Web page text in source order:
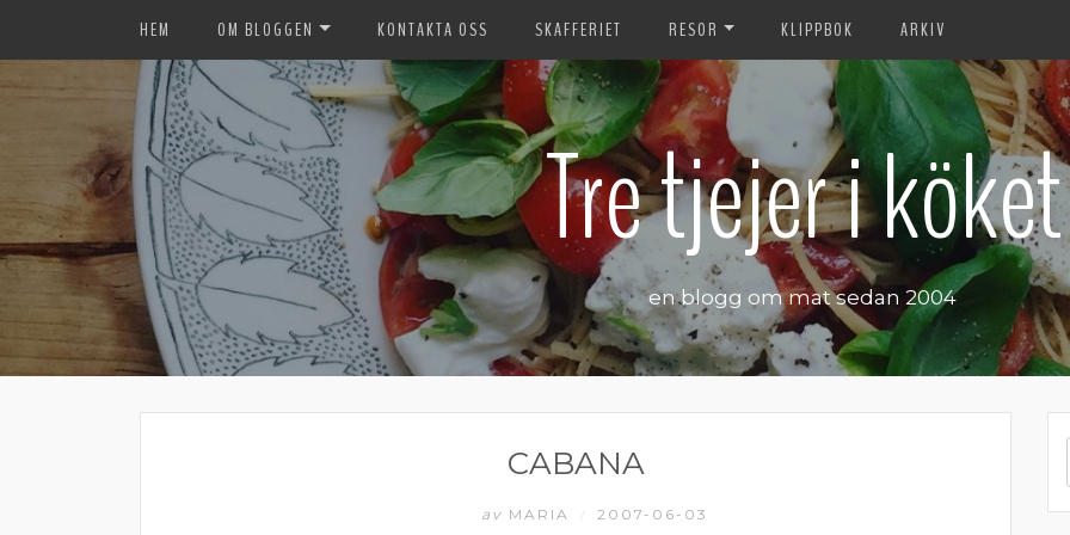
HEM OM BLOGGEN KONTAKTA OSS SKAFFERIET RESOR KLIPPBOK ARKIV
Tre tjejer i köket
en blogg om mat sedan 2004
CABANA
av MARIA 2007-06-03